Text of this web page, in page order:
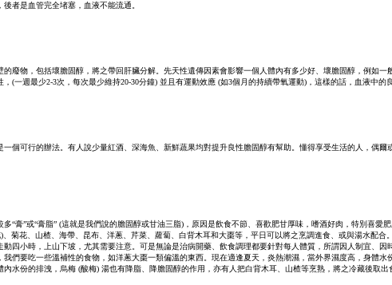
者是血管完全堵塞，血液不能流通。
的廢物，包括壞膽固醇，將之帶回肝臟分解。先天性遺傳因素會影響一個人體內有多少好、壞膽固醇，例如
(一週最少2-3次，每次最少維持20-30分鐘) 並且有運動效應 (如3個月的持續帶氧運動)，這樣的話，血液中
個可行的辦法。有人說少量紅酒、深海魚、新鮮蔬果均對提升良性膽固醇有幫助。懂得享受生活的人，偶
“膏”或“膏脂” (這就是我們說的膽固醇或甘油三脂)，原因是飲食不節、喜歡肥甘厚味，嗜酒好肉，特別喜
菊花、山楂、海帶、昆布、洋蔥、芹菜、蘿蔔、白背木耳和大棗等，平日可以將之烹調進食、或與湯水配
四小時，上山下坡，尤其需要注意。可是無論是治病開藥、飲食調理都要針對每人體質，所謂因人制宜、
們要吃一些溫補性的食物，如洋蔥大棗一類偏溫的東西。現在適逢夏天，炎熱潮濕，當外界濕度高，身體
水份的排洩，烏梅 (酸梅) 湯也有降脂、降膽固醇的作用，亦有人把白背木耳、山楂等烹熟，將之冷藏後取出